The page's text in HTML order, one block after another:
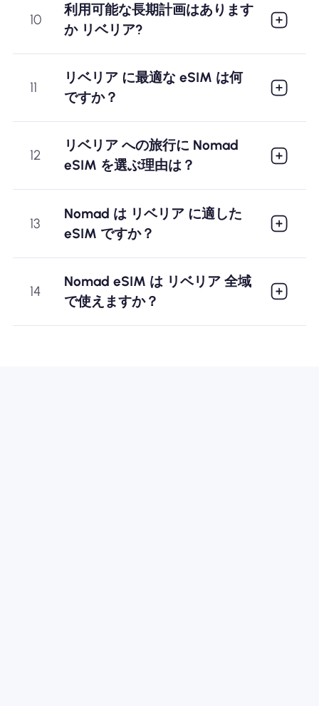
10
利用可能な長期計画はあります
か リベリア?
11
リベリア に最適な eSIM は何
ですか？
12
リベリア への旅行に Nomad
eSIM を選ぶ理由は？
13
Nomad は リベリア に適した
eSIM ですか？
14
Nomad eSIM は リベリア 全域
で使えますか？